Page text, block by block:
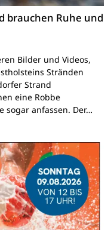
brauchen Ruhe und
Bilder und Videos,
Stränden
Strand
eine Robbe
sogar anfassen. Der…